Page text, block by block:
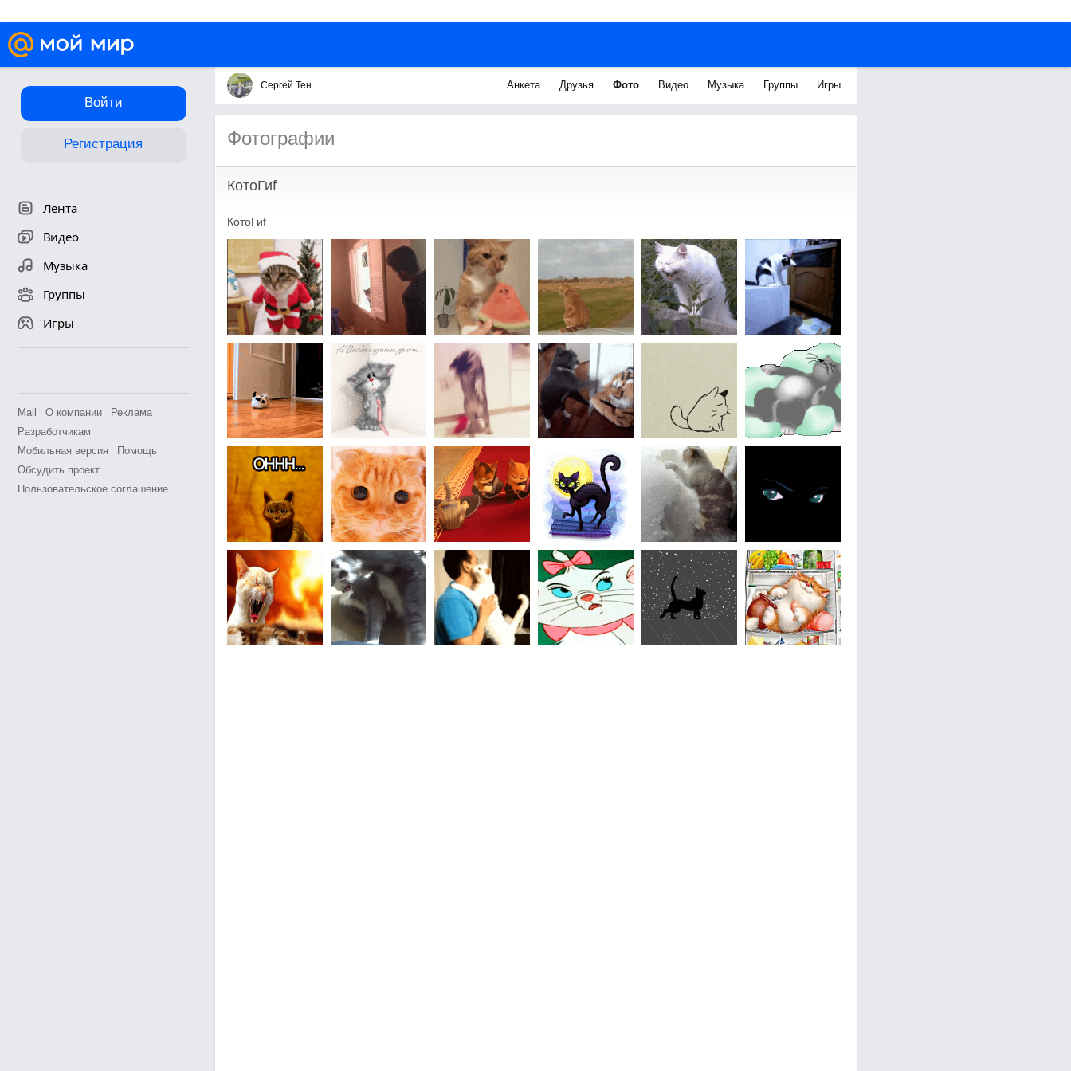
Войти
Регистрация
Лента
Видео
Музыка
Группы
Игры
Mail О компании
Реклама
Разработчикам
Мобильная версия
Помощь
Обсудить проект
Пользовательское соглашение
Сергей Тен Анкета Друзья Фото Видео Музыка Группы Игры
Фотографии
КотоГиf
КотоГиf